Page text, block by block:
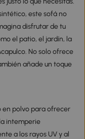
este sofá no
disfrutar de tu
el patio, el jardín, la
No solo ofrece
añade un toque
en polvo para ofrecer
intemperie
a los rayos UV y al